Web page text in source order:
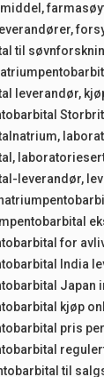
,
,
til
leverandør,
,
,
leverandør,
for
India
Japan
kjøp
pris
til